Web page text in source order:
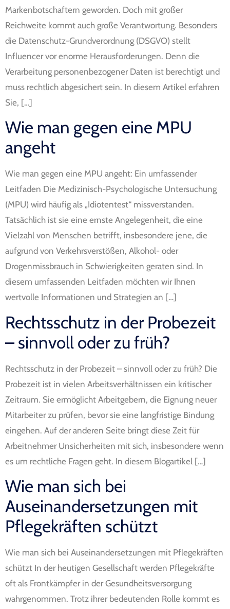
Markenbotschaftern geworden. Doch mit großer
Reichweite kommt auch große Verantwortung. Besonders
die Datenschutz-Grundverordnung (DSGVO) stellt
Influencer vor enorme Herausforderungen. Denn die
Verarbeitung personenbezogener Daten ist berechtigt und
muss rechtlich abgesichert sein. In diesem Artikel erfahren
Sie, […]
Wie man gegen eine MPU
angeht
Wie man gegen eine MPU angeht: Ein umfassender
Leitfaden Die Medizinisch-Psychologische Untersuchung
(MPU) wird häufig als „Idiotentest“ missverstanden.
Tatsächlich ist sie eine ernste Angelegenheit, die eine
Vielzahl von Menschen betrifft, insbesondere jene, die
aufgrund von Verkehrsverstößen, Alkohol- oder
Drogenmissbrauch in Schwierigkeiten geraten sind. In
diesem umfassenden Leitfaden möchten wir Ihnen
wertvolle Informationen und Strategien an […]
Rechtsschutz in der Probezeit
– sinnvoll oder zu früh?
Rechtsschutz in der Probezeit – sinnvoll oder zu früh? Die
Probezeit ist in vielen Arbeitsverhältnissen ein kritischer
Zeitraum. Sie ermöglicht Arbeitgebern, die Eignung neuer
Mitarbeiter zu prüfen, bevor sie eine langfristige Bindung
eingehen. Auf der anderen Seite bringt diese Zeit für
Arbeitnehmer Unsicherheiten mit sich, insbesondere wenn
es um rechtliche Fragen geht. In diesem Blogartikel […]
Wie man sich bei
Auseinandersetzungen mit
Pflegekräften schützt
Wie man sich bei Auseinandersetzungen mit Pflegekräften
schützt In der heutigen Gesellschaft werden Pflegekräfte
oft als Frontkämpfer in der Gesundheitsversorgung
wahrgenommen. Trotz ihrer bedeutenden Rolle kommt es